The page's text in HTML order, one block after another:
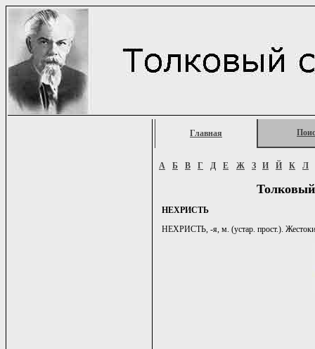
Главная
А Б В Г Д Е Ж З И Й К Л
НЕХРИСТЬ
НЕХРИСТЬ, -я, м. (устар. прост.).